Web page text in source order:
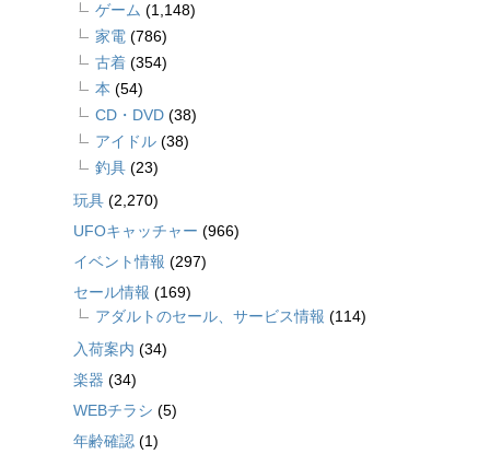
ゲーム (1,148)
家電 (786)
古着 (354)
本 (54)
CD・DVD (38)
アイドル (38)
釣具 (23)
玩具 (2,270)
UFOキャッチャー (966)
イベント情報 (297)
セール情報 (169)
アダルトのセール、サービス情報 (114)
入荷案内 (34)
楽器 (34)
WEBチラシ (5)
年齢確認 (1)